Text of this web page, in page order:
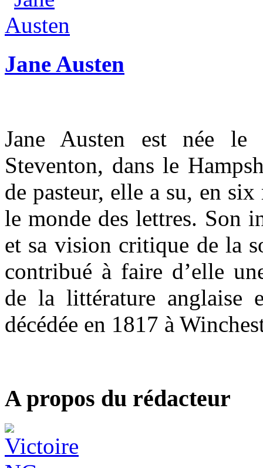
Jane Austen
Jane Austen est née le
Steventon, dans le
de pasteur, elle a su, en six
le monde des lettres. Son
et sa vision critique de la
contribué à faire d’elle
de la littérature anglaise
décédée en 1817 à
A propos du rédacteur